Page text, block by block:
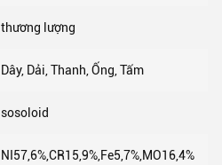
thương lượng
Dây, Dải, Thanh, Ống, Tấm
sosoloid
NI57,6%,CR15,9%,Fe5,7%,MO16,4%